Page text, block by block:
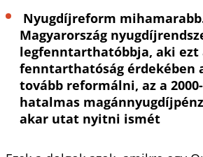
Nyugdíjreform
Magyarország
legfenntarthatóbbja, aki ezt
fenntarthatóság érdekében
tovább reformálni, az a
hatalmas
akar utat nyitni ismét